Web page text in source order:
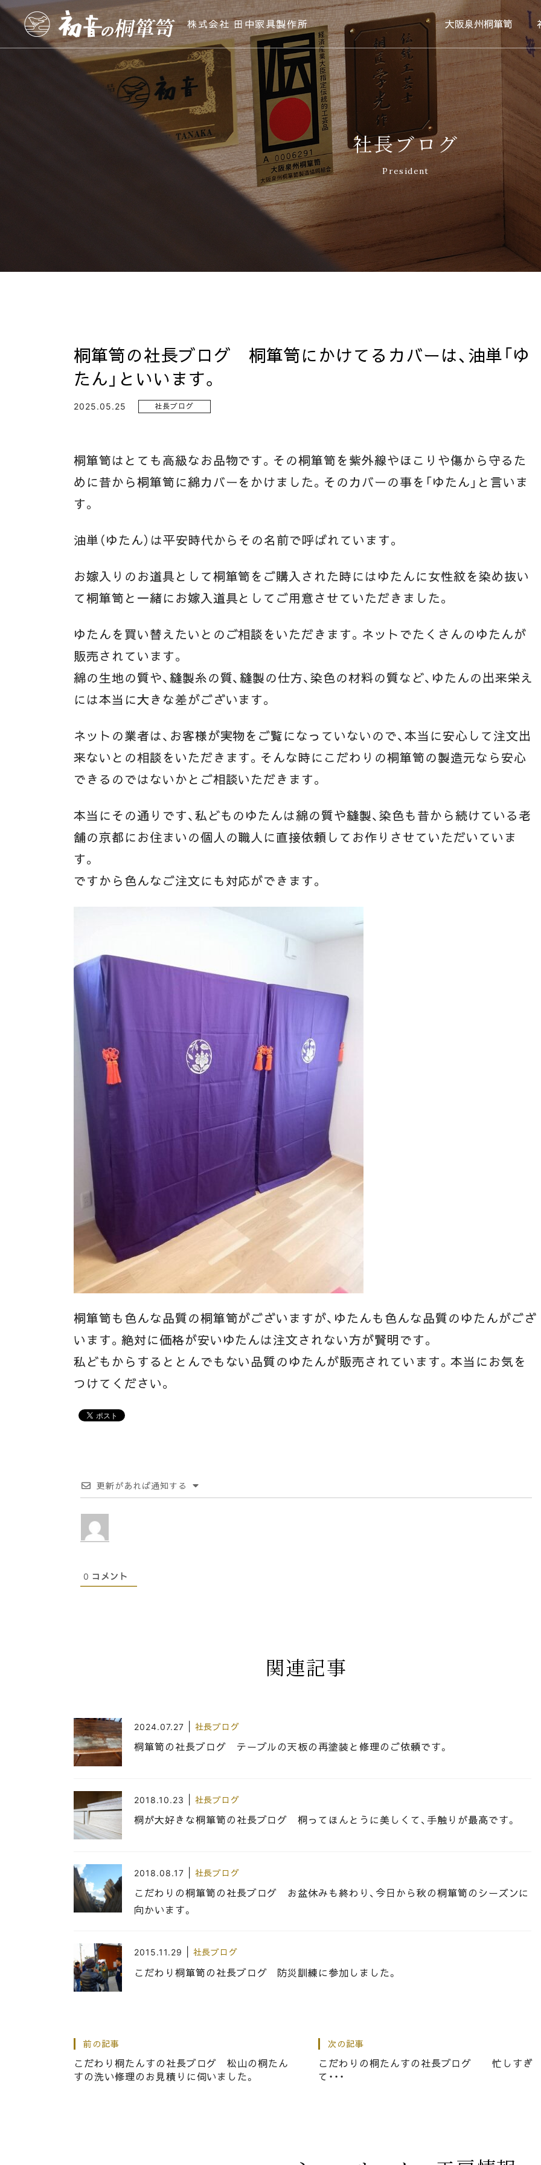
株式会社 田中家具製作所 大阪泉州桐箪笥
社長ブログ
President
桐箪笥の社長ブログ 桐箪笥にかけてるカバーは、油単「ゆ
たん」といいます。
2025.05.25 社長ブログ
桐箪笥はとても高級なお品物です。その桐箪笥を紫外線やほこりや傷から守るた
めに昔から桐箪笥に綿カバーをかけました。そのカバーの事を「ゆたん」と言いま
す。
油単（ゆたん）は平安時代からその名前で呼ばれています。
お嫁入りのお道具として桐箪笥をご購入された時にはゆたんに女性紋を染め抜い
て桐箪笥と一緒にお嫁入道具としてご用意させていただきました。
ゆたんを買い替えたいとのご相談をいただきます。ネットでたくさんのゆたんが
販売されています。
綿の生地の質や、縫製糸の質、縫製の仕方、染色の材料の質など、ゆたんの出来栄え
には本当に大きな差がございます。
ネットの業者は、お客様が実物をご覧になっていないので、本当に安心して注文出
来ないとの相談をいただきます。そんな時にこだわりの桐箪笥の製造元なら安心
できるのではないかとご相談いただきます。
本当にその通りです、私どものゆたんは綿の質や縫製、染色も昔から続けている老
舗の京都にお住まいの個人の職人に直接依頼してお作りさせていただいていま
す。
ですから色んなご注文にも対応ができます。
桐箪笥も色んな品質の桐箪笥がございますが、ゆたんも色んな品質のゆたんがござ
います。絶対に価格が安いゆたんは注文されない方が賢明です。
私どもからするととんでもない品質のゆたんが販売されています。本当にお気を
つけてください。
更新があれば通知する
0 コメント
関連記事
2024.07.27 社長ブログ
桐箪笥の社長ブログ テーブルの天板の再塗装と修理のご依頼です。
2018.10.23 社長ブログ
桐が大好きな桐箪笥の社長ブログ 桐ってほんとうに美しくて、手触りが最高です。
2018.08.17 社長ブログ
こだわりの桐箪笥の社長ブログ お盆休みも終わり、今日から秋の桐箪笥のシーズンに
向かいます。
2015.11.29 社長ブログ
こだわり桐箪笥の社長ブログ 防災訓練に参加しました。
さすがに大阪には古い桐箪笥が沢山残されています。
前の記事
こだわり桐たんすの社長ブログ 松山の桐たん
すの洗い修理のお見積りに伺いました。
次の記事
こだわりの桐たんすの社長ブログ 忙しすぎ
て・・・